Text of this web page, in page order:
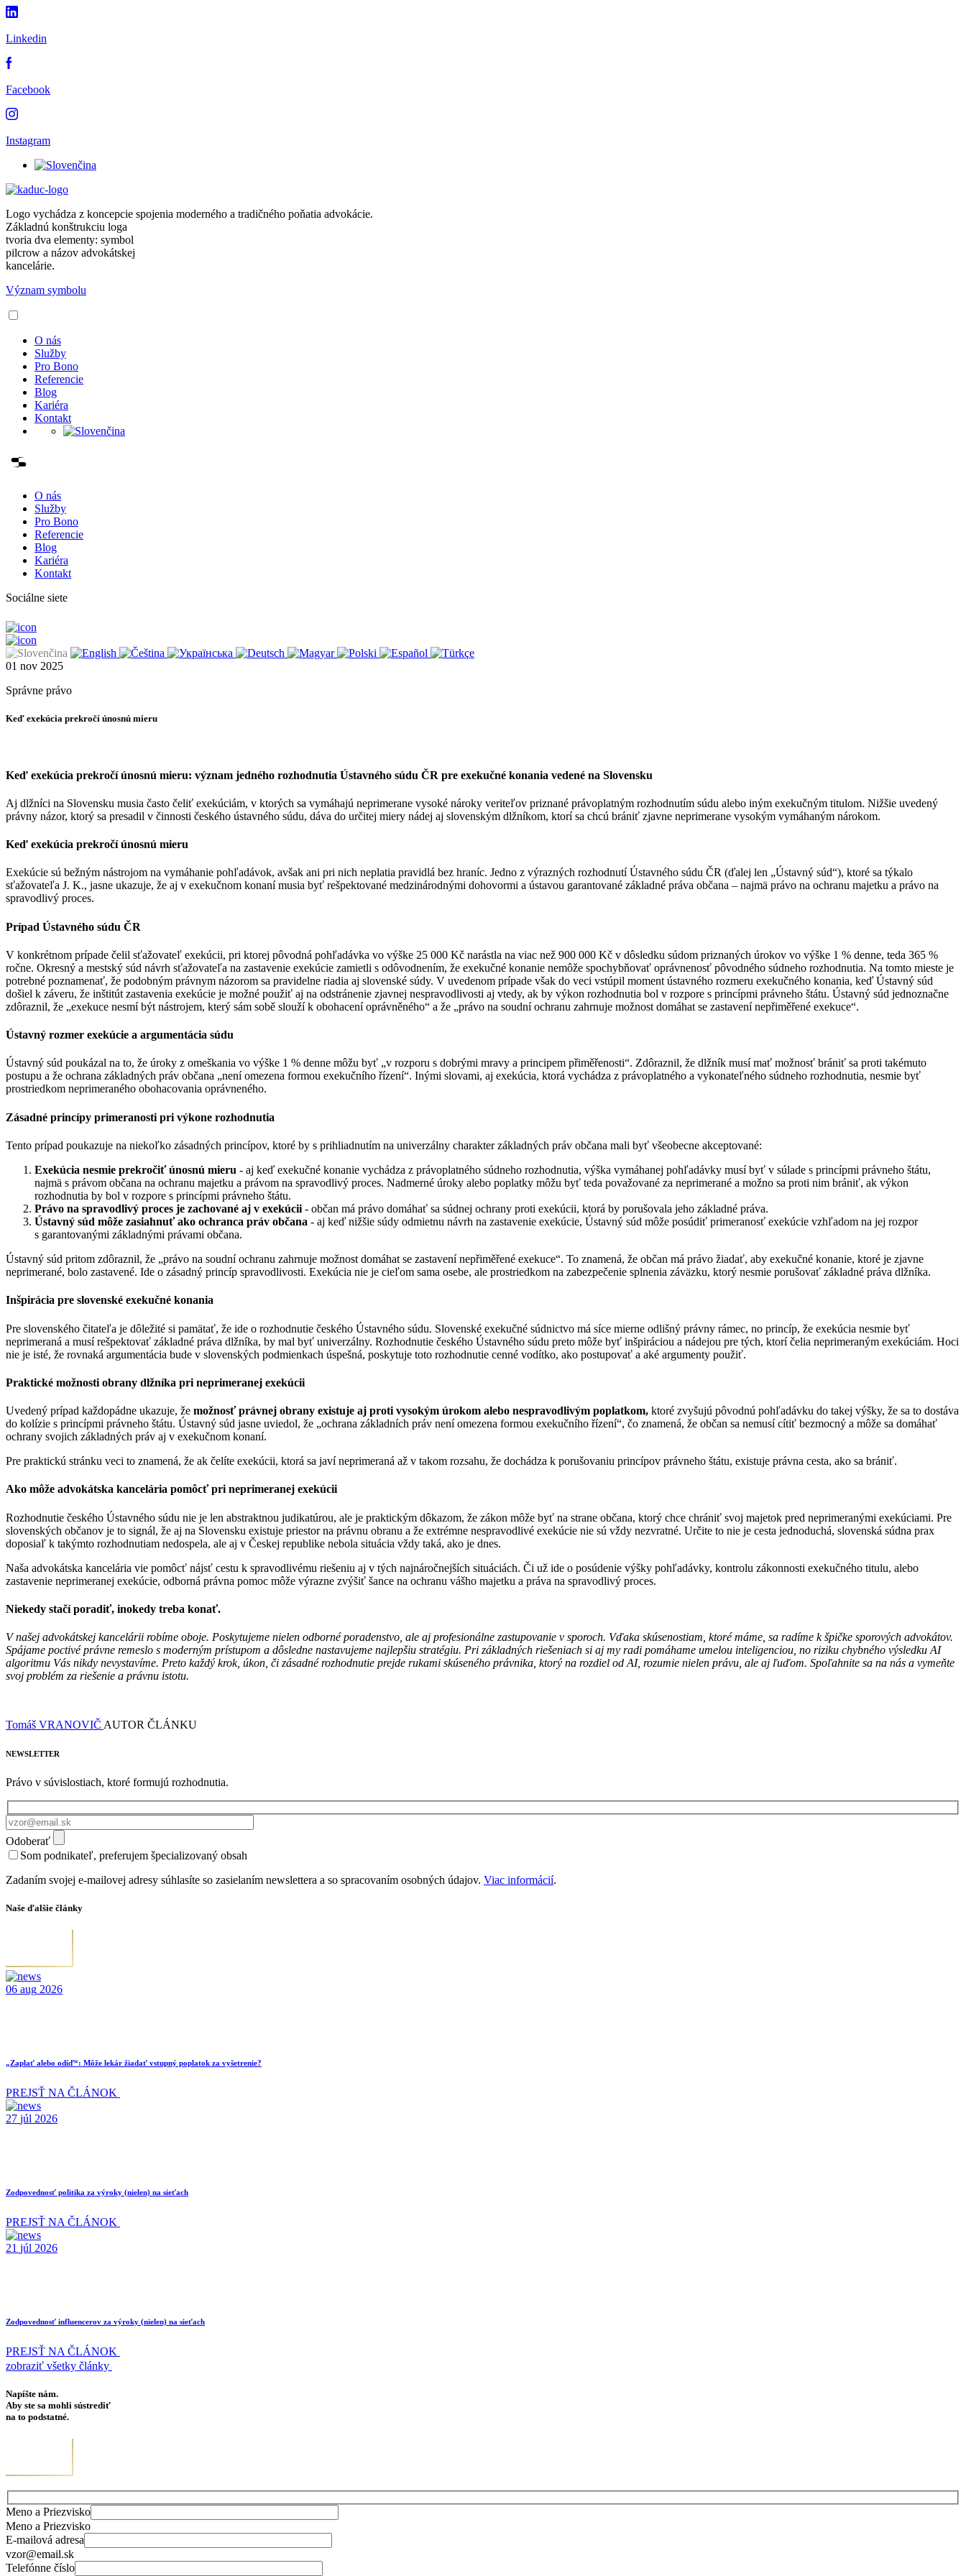
Linkedin
Facebook
Instagram
Logo vychádza z koncepcie spojenia moderného a tradičného poňatia advokácie.
Základnú konštrukciu loga
tvoria dva elementy: symbol
pilcrow a názov advokátskej
kancelárie.
Význam symbolu
O nás
Služby
Pro Bono
Referencie
Blog
Kariéra
Kontakt
O nás
Služby
Pro Bono
Referencie
Blog
Kariéra
Kontakt
Sociálne siete
01 nov 2025
Správne právo
Keď exekúcia prekročí únosnú mieru
Keď exekúcia prekročí únosnú mieru: význam jedného rozhodnutia Ústavného súdu ČR pre exekučné konania vedené na Slovensku
Aj dlžníci na Slovensku musia často čeliť exekúciám, v ktorých sa vymáhajú neprimerane vysoké nároky veriteľov priznané právoplatným rozhodnutím súdu alebo iným exekučným titulom. Nižšie uvedený
právny názor, ktorý sa presadil v činnosti českého ústavného súdu, dáva do určitej miery nádej aj slovenským dlžníkom, ktorí sa chcú brániť zjavne neprimerane vysokým vymáhaným nárokom.
Keď exekúcia prekročí únosnú mieru
Exekúcie sú bežným nástrojom na vymáhanie pohľadávok, avšak ani pri nich neplatia pravidlá bez hraníc. Jedno z výrazných rozhodnutí Ústavného súdu ČR (ďalej len „Ústavný súd“), ktoré sa týkalo
sťažovateľa J. K., jasne ukazuje, že aj v exekučnom konaní musia byť rešpektované medzinárodnými dohovormi a ústavou garantované základné práva občana – najmä právo na ochranu majetku a právo na
spravodlivý proces.
Prípad Ústavného súdu ČR
V konkrétnom prípade čelil sťažovateľ exekúcii, pri ktorej pôvodná pohľadávka vo výške 25 000 Kč narástla na viac než 900 000 Kč v dôsledku súdom priznaných úrokov vo výške 1 % denne, teda 365 %
ročne. Okresný a mestský súd návrh sťažovateľa na zastavenie exekúcie zamietli s odôvodnením, že exekučné konanie nemôže spochybňovať oprávnenosť pôvodného súdneho rozhodnutia. Na tomto mieste je
potrebné poznamenať, že podobným právnym názorom sa pravidelne riadia aj slovenské súdy. V uvedenom prípade však do veci vstúpil moment ústavného rozmeru exekučného konania, keď Ústavný súd
došiel k záveru, že inštitút zastavenia exekúcie je možné použiť aj na odstránenie zjavnej nespravodlivosti aj vtedy, ak by výkon rozhodnutia bol v rozpore s princípmi právneho štátu. Ústavný súd jednoznačne
zdôraznil, že „exekuce nesmí být nástrojem, který sám sobě slouží k obohacení oprávněného“ a že „právo na soudní ochranu zahrnuje možnost domáhat se zastavení nepřiměřené exekuce“.
Ústavný rozmer exekúcie a argumentácia súdu
Ústavný súd poukázal na to, že úroky z omeškania vo výške 1 % denne môžu byť „v rozporu s dobrými mravy a principem přiměřenosti“. Zdôraznil, že dlžník musí mať možnosť brániť sa proti takémuto
postupu a že ochrana základných práv občana „není omezena formou exekučního řízení“. Inými slovami, aj exekúcia, ktorá vychádza z právoplatného a vykonateľného súdneho rozhodnutia, nesmie byť
prostriedkom neprimeraného obohacovania oprávneného.
Zásadné princípy primeranosti pri výkone rozhodnutia
Tento prípad poukazuje na niekoľko zásadných princípov, ktoré by s prihliadnutím na univerzálny charakter základných práv občana mali byť všeobecne akceptované:
Exekúcia nesmie prekročiť únosnú mieru - aj keď exekučné konanie vychádza z právoplatného súdneho rozhodnutia, výška vymáhanej pohľadávky musí byť v súlade s princípmi právneho štátu,
najmä s právom občana na ochranu majetku a právom na spravodlivý proces. Nadmerné úroky alebo poplatky môžu byť teda považované za neprimerané a možno sa proti nim brániť, ak výkon
rozhodnutia by bol v rozpore s princípmi právneho štátu.
Právo na spravodlivý proces je zachované aj v exekúcii - občan má právo domáhať sa súdnej ochrany proti exekúcii, ktorá by porušovala jeho základné práva.
Ústavný súd môže zasiahnuť ako ochranca práv občana - aj keď nižšie súdy odmietnu návrh na zastavenie exekúcie, Ústavný súd môže posúdiť primeranosť exekúcie vzhľadom na jej rozpor
s garantovanými základnými právami občana.
Ústavný súd pritom zdôraznil, že „právo na soudní ochranu zahrnuje možnost domáhat se zastavení nepřiměřené exekuce“. To znamená, že občan má právo žiadať, aby exekučné konanie, ktoré je zjavne
neprimerané, bolo zastavené. Ide o zásadný princíp spravodlivosti. Exekúcia nie je cieľom sama osebe, ale prostriedkom na zabezpečenie splnenia záväzku, ktorý nesmie porušovať základné práva dlžníka.
Inšpirácia pre slovenské exekučné konania
Pre slovenského čitateľa je dôležité si pamätať, že ide o rozhodnutie českého Ústavného súdu. Slovenské exekučné súdnictvo má síce mierne odlišný právny rámec, no princíp, že exekúcia nesmie byť
neprimeraná a musí rešpektovať základné práva dlžníka, by mal byť univerzálny. Rozhodnutie českého Ústavného súdu preto môže byť inšpiráciou a nádejou pre tých, ktorí čelia neprimeraným exekúciám. Hoci
nie je isté, že rovnaká argumentácia bude v slovenských podmienkach úspešná, poskytuje toto rozhodnutie cenné vodítko, ako postupovať a aké argumenty použiť.
Praktické možnosti obrany dlžníka pri neprimeranej exekúcii
Uvedený prípad každopádne ukazuje, že možnosť právnej obrany existuje aj proti vysokým úrokom alebo nespravodlivým poplatkom, ktoré zvyšujú pôvodnú pohľadávku do takej výšky, že sa to dostáva
do kolízie s princípmi právneho štátu. Ústavný súd jasne uviedol, že „ochrana základních práv není omezena formou exekučního řízení“, čo znamená, že občan sa nemusí cítiť bezmocný a môže sa domáhať
ochrany svojich základných práv aj v exekučnom konaní.
Pre praktickú stránku veci to znamená, že ak čelíte exekúcii, ktorá sa javí neprimeraná až v takom rozsahu, že dochádza k porušovaniu princípov právneho štátu, existuje právna cesta, ako sa brániť.
Ako môže advokátska kancelária pomôcť pri neprimeranej exekúcii
Rozhodnutie českého Ústavného súdu nie je len abstraktnou judikatúrou, ale je praktickým dôkazom, že zákon môže byť na strane občana, ktorý chce chrániť svoj majetok pred neprimeranými exekúciami. Pre
slovenských občanov je to signál, že aj na Slovensku existuje priestor na právnu obranu a že extrémne nespravodlivé exekúcie nie sú vždy nezvratné. Určite to nie je cesta jednoduchá, slovenská súdna prax
doposiaľ k takýmto rozhodnutiam nedospela, ale aj v Českej republike nebola situácia vždy taká, ako je dnes.
Naša advokátska kancelária vie pomôcť nájsť cestu k spravodlivému riešeniu aj v tých najnáročnejších situáciách. Či už ide o posúdenie výšky pohľadávky, kontrolu zákonnosti exekučného titulu, alebo
zastavenie neprimeranej exekúcie, odborná právna pomoc môže výrazne zvýšiť šance na ochranu vášho majetku a práva na spravodlivý proces.
Niekedy stačí poradiť, inokedy treba konať.
V našej advokátskej kancelárii robíme oboje. Poskytujeme nielen odborné poradenstvo, ale aj profesionálne zastupovanie v sporoch. Vďaka skúsenostiam, ktoré máme, sa radíme k špičke sporových advokátov.
Spájame poctivé právne remeslo s moderným prístupom a dôsledne nastavujeme najlepšiu stratégiu. Pri základných riešeniach si aj my radi pomáhame umelou inteligenciou, no riziku chybného výsledku AI
algoritmu Vás nikdy nevystavíme. Preto každý krok, úkon, či zásadné rozhodnutie prejde rukami skúseného právnika, ktorý na rozdiel od AI, rozumie nielen právu, ale aj ľuďom. Spoľahnite sa na nás a vymeňte
svoj problém za riešenie a právnu istotu.
Tomáš VRANOVIČ AUTOR ČLÁNKU
NEWSLETTER
Právo v súvislostiach, ktoré formujú rozhodnutia.
Odoberať
Som podnikateľ, preferujem špecializovaný obsah
Zadaním svojej e-mailovej adresy súhlasíte so zasielaním newslettera a so spracovaním osobných údajov. Viac informácií.
Naše ďalšie články
06 aug 2026
„Zaplať alebo odíď“: Môže lekár žiadať vstupný poplatok za vyšetrenie?
PREJSŤ NA ČLÁNOK
27 júl 2026
Zodpovednosť politika za výroky (nielen) na sieťach
PREJSŤ NA ČLÁNOK
21 júl 2026
Zodpovednosť influencerov za výroky (nielen) na sieťach
PREJSŤ NA ČLÁNOK
zobraziť všetky články
Napíšte nám.
Aby ste sa mohli sústrediť
na to podstatné.
Meno a Priezvisko
Meno a Priezvisko
E-mailová adresa
vzor@email.sk
Telefónne číslo